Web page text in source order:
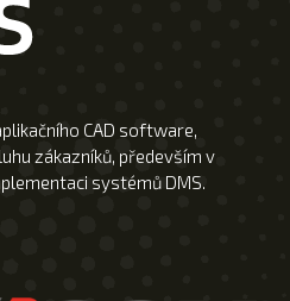
CAD software,
zákazníků, především v
systémů DMS.